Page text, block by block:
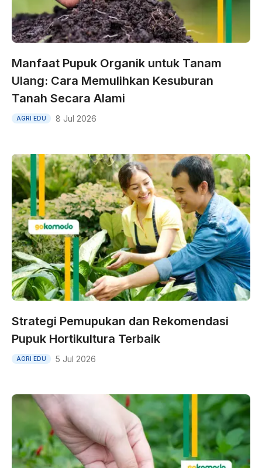
Manfaat Pupuk Organik untuk Tanam
Ulang: Cara Memulihkan Kesuburan
Tanah Secara Alami
AGRI EDU 8 Jul 2026
Strategi Pemupukan dan Rekomendasi
Pupuk Hortikultura Terbaik
AGRI EDU 5 Jul 2026